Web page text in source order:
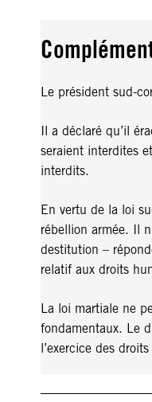
Le président sud-
Il a déclaré qu’il
seraient interdites
interdits.
En vertu de la loi
rébellion armée. Il
destitution –
relatif aux droits
La loi martiale ne
fondamentaux. Le
l’exercice des